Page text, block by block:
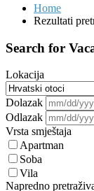
Home
Rezultati
Search for
Lokacija
Dolazak
Odlazak
Vrsta smještaja
Apartman
Soba
Vila
Napredno